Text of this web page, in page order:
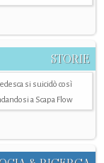
STORIE
si suicidò così
a Scapa Flow